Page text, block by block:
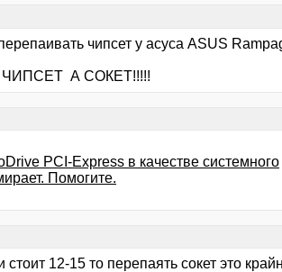
чипсет у асуса ASUS
А СОКЕТ!!!!!
PCI-Express в качестве системного
Помогите.
стоит 12-15 то перепаять сокет это